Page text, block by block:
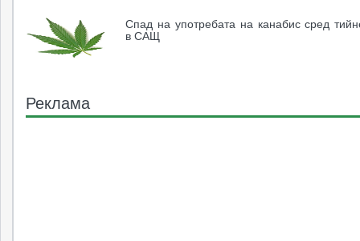
Спад на употребата на канабис сред
в САЩ
Реклама